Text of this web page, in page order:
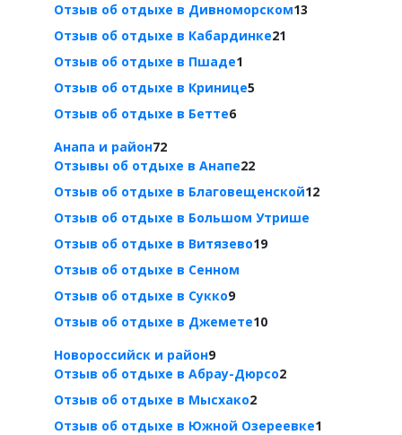
Отзыв об отдыхе в Дивноморском13
Отзыв об отдыхе в Кабардинке21
Отзыв об отдыхе в Пшаде1
Отзыв об отдыхе в Кринице5
Отзыв об отдыхе в Бетте6
Анапа и район72
Отзывы об отдыхе в Анапе22
Отзыв об отдыхе в Благовещенской12
Отзыв об отдыхе в Большом Утрише
Отзыв об отдыхе в Витязево19
Отзыв об отдыхе в Сенном
Отзыв об отдыхе в Сукко9
Отзыв об отдыхе в Джемете10
Новороссийск и район9
Отзыв об отдыхе в Абрау-Дюрсо2
Отзыв об отдыхе в Мысхако2
Отзыв об отдыхе в Южной Озереевке1